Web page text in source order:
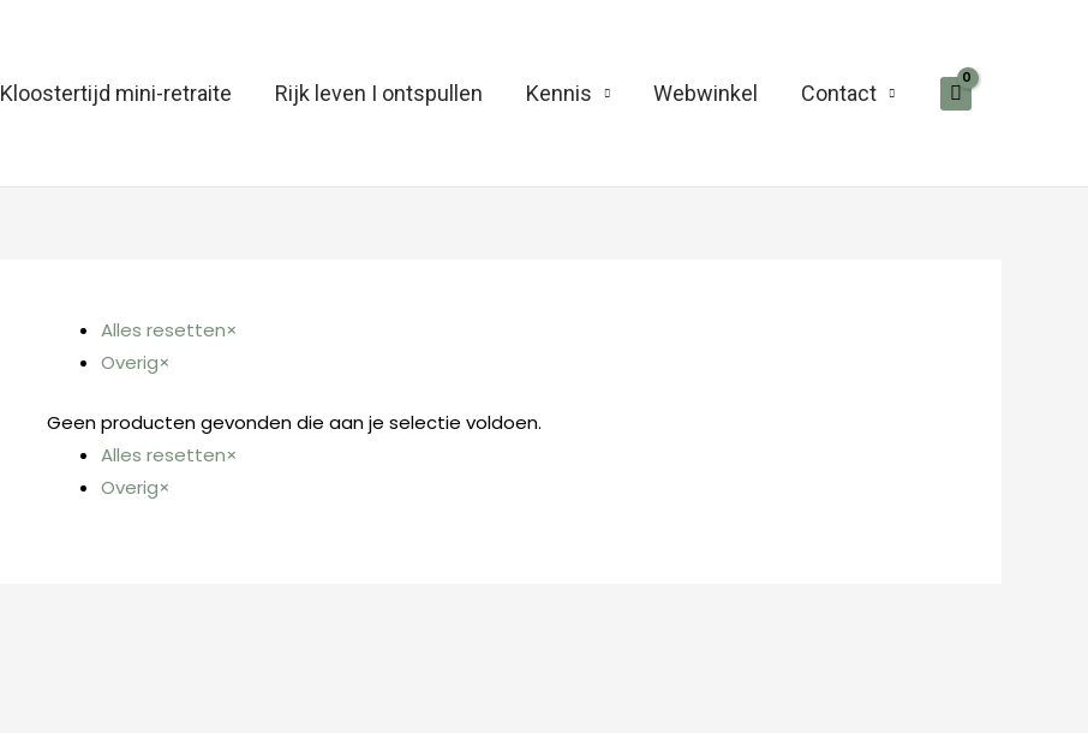
Kloostertijd mini-retraite Rijk leven I ontspullen Kennis Webwinkel Contact
Alles resetten×
Overig×
Geen producten gevonden die aan je selectie voldoen.
Alles resetten×
Overig×